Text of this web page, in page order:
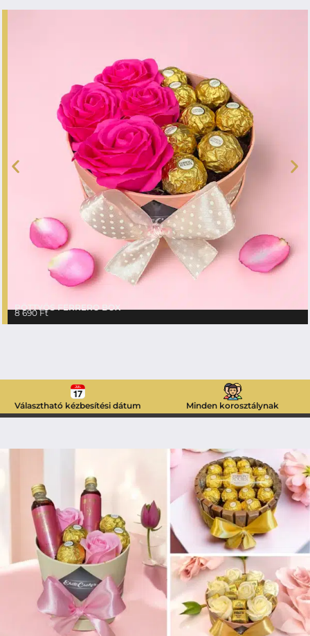
PÖTTYÖS FERRERO BOX
8 690Ft
Választható kézbesítési dátum Minden korosztálynak